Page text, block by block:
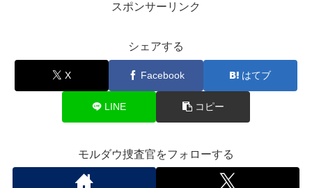
スポンサーリンク
シェアする
X Facebook はてブ
LINE コピー
モルダウ捜査官をフォローする